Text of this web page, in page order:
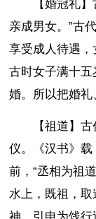
【婚冠礼
亲成男女。”古
享受成人待遇，
古时女子满十
婚。所以把婚礼
【祖道】
仪。《汉书》
前，“丞相为祖
水上，既祖，取